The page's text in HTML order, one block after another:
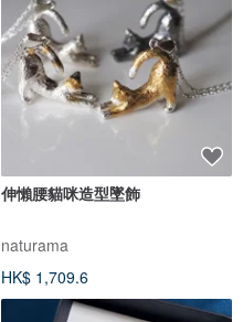
伸懶腰貓咪造型墜飾
naturama
HK$ 1,709.6